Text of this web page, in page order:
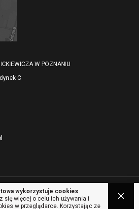
W POZNANIU
C
Wydział Socjologii. Wszelkie prawa
wykorzystuje cookies
się więcej o celu ich używania i
w przeglądarce. Korzystając ze